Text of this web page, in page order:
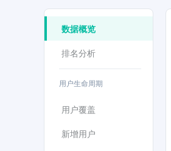
一站尽享更有【
数据概览
排名分析
用户生命周期
用户覆盖
新增用户